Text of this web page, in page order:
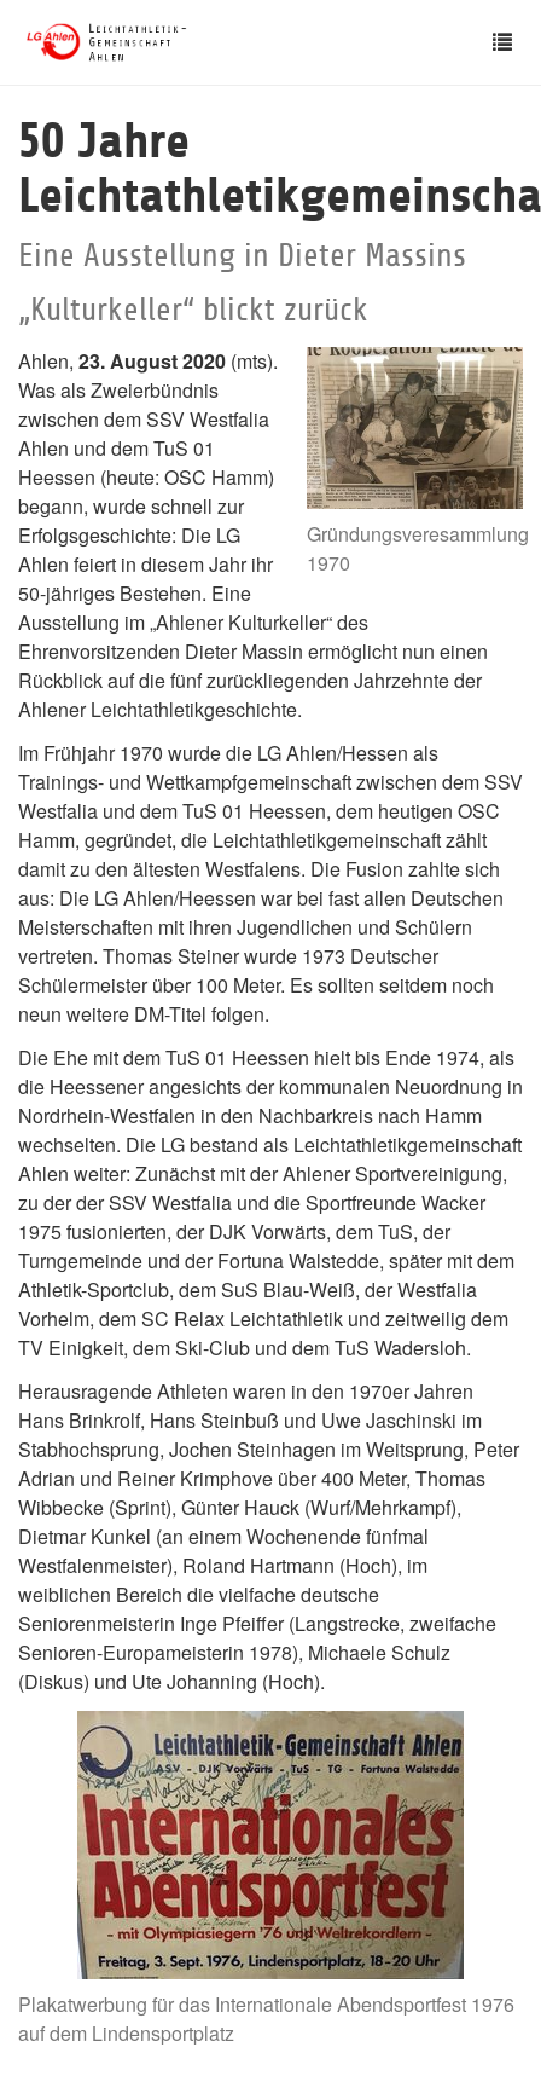
50 Jahre
Eine Ausstellung in Dieter Massins
„Kulturkeller“ blickt zurück
Gründungsveresammlung
1970
Ahlen, 23. August 2020 (mts).
Was als Zweierbündnis
zwischen dem SSV Westfalia
Ahlen und dem TuS 01
Heessen (heute: OSC Hamm)
begann, wurde schnell zur
Erfolgsgeschichte: Die LG
Ahlen feiert in diesem Jahr ihr
50-jähriges Bestehen. Eine
Ausstellung im „Ahlener Kulturkeller“ des
Ehrenvorsitzenden Dieter Massin ermöglicht nun einen
Rückblick auf die fünf zurückliegenden Jahrzehnte der
Ahlener Leichtathletikgeschichte.
Im Frühjahr 1970 wurde die LG Ahlen/Hessen als
Trainings- und Wettkampfgemeinschaft zwischen dem SSV
Westfalia und dem TuS 01 Heessen, dem heutigen OSC
Hamm, gegründet, die Leichtathletikgemeinschaft zählt
damit zu den ältesten Westfalens. Die Fusion zahlte sich
aus: Die LG Ahlen/Heessen war bei fast allen Deutschen
Meisterschaften mit ihren Jugendlichen und Schülern
vertreten. Thomas Steiner wurde 1973 Deutscher
Schülermeister über 100 Meter. Es sollten seitdem noch
neun weitere DM-Titel folgen.
Die Ehe mit dem TuS 01 Heessen hielt bis Ende 1974, als
die Heessener angesichts der kommunalen Neuordnung in
Nordrhein-Westfalen in den Nachbarkreis nach Hamm
wechselten. Die LG bestand als Leichtathletikgemeinschaft
Ahlen weiter: Zunächst mit der Ahlener Sportvereinigung,
zu der der SSV Westfalia und die Sportfreunde Wacker
1975 fusionierten, der DJK Vorwärts, dem TuS, der
Turngemeinde und der Fortuna Walstedde, später mit dem
Athletik-Sportclub, dem SuS Blau-Weiß, der Westfalia
Vorhelm, dem SC Relax Leichtathletik und zeitweilig dem
TV Einigkeit, dem Ski-Club und dem TuS Wadersloh.
Herausragende Athleten waren in den 1970er Jahren
Hans Brinkrolf, Hans Steinbuß und Uwe Jaschinski im
Stabhochsprung, Jochen Steinhagen im Weitsprung, Peter
Adrian und Reiner Krimphove über 400 Meter, Thomas
Wibbecke (Sprint), Günter Hauck (Wurf/Mehrkampf),
Dietmar Kunkel (an einem Wochenende fünfmal
Westfalenmeister), Roland Hartmann (Hoch), im
weiblichen Bereich die vielfache deutsche
Seniorenmeisterin Inge Pfeiffer (Langstrecke, zweifache
Senioren-Europameisterin 1978), Michaele Schulz
(Diskus) und Ute Johanning (Hoch).
Plakatwerbung für das Internationale Abendsportfest 1976
auf dem Lindensportplatz